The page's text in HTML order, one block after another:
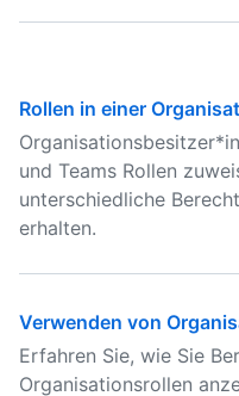
Rollen in einer
und Teams Rollen
unterschiedliche
erhalten.
Verwenden von
Erfahren Sie, wie Sie
Organisationsrollen